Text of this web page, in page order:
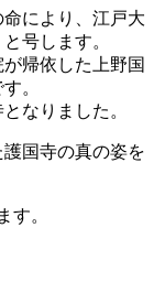
により、江戸大
号します。
帰依した上野国
。
なりました。
国寺の真の姿を
す。